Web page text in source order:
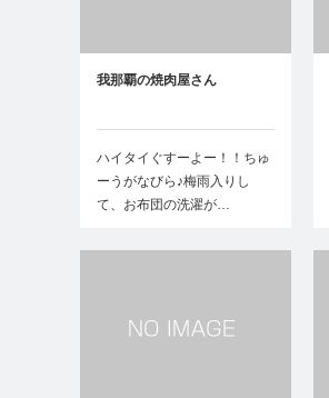
我那覇の焼肉屋さん
ハイタイぐすーよー！！ちゅ
ーうがなびら♪梅雨入りし
て、お布団の洗濯が…